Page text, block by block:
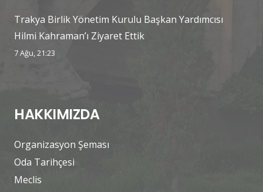
Trakya Birlik Yönetim Kurulu Başkan Yardımcısı
Hilmi Kahraman’ı Ziyaret Ettik
7 Ağu, 21:23
HAKKIMIZDA
Organizasyon Şeması
Oda Tarihçesi
Meclis